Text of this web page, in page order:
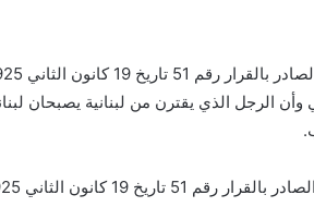
1925 لتصبح على الشكل التالي:
وأن الرجل الذي يقترن من لبنانية يصبحان
1925 لتصبح على الشكل التالي: